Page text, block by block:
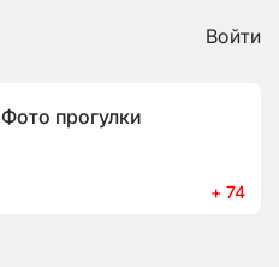
Войти
Фото прогулки
+ 74